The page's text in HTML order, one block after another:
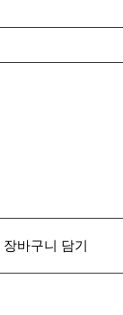
장바구니 담기